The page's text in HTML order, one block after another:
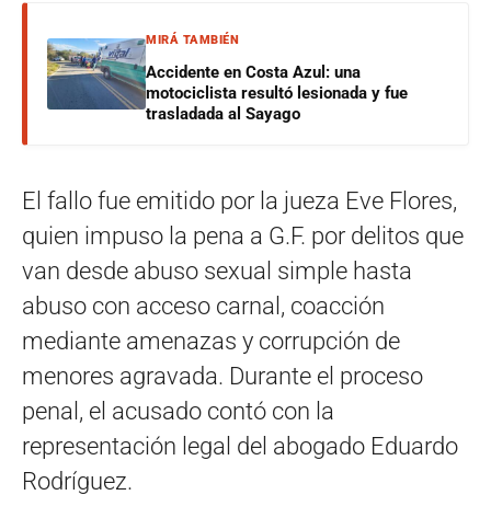
MIRÁ TAMBIÉN
Accidente en Costa Azul: una
motociclista resultó lesionada y fue
trasladada al Sayago
El fallo fue emitido por la jueza Eve Flores,
quien impuso la pena a G.F. por delitos que
van desde abuso sexual simple hasta
abuso con acceso carnal, coacción
mediante amenazas y corrupción de
menores agravada. Durante el proceso
penal, el acusado contó con la
representación legal del abogado Eduardo
Rodríguez.